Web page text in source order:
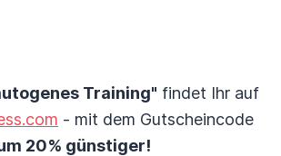
Training" findet Ihr auf
- mit dem Gutscheincode
20% günstiger!